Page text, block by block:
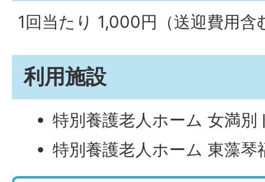
1回当たり 1,000円（送迎費用含
利用施設
特別養護老人ホーム 女満別
特別養護老人ホーム 東藻琴